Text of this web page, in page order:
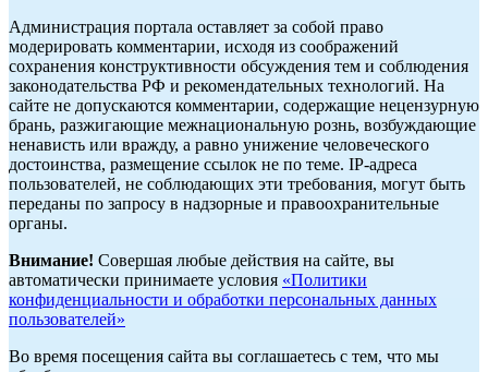
Администрация портала оставляет за собой право
модерировать комментарии, исходя из соображений
сохранения конструктивности обсуждения тем и соблюдения
законодательства РФ и рекомендательных технологий. На
сайте не допускаются комментарии, содержащие нецензурную
брань, разжигающие межнациональную рознь, возбуждающие
ненависть или вражду, а равно унижение человеческого
достоинства, размещение ссылок не по теме. IP-адреса
пользователей, не соблюдающих эти требования, могут быть
переданы по запросу в надзорные и правоохранительные
органы.
Внимание! Совершая любые действия на сайте, вы
автоматически принимаете условия «Политики
конфиденциальности и обработки персональных данных
пользователей»
Во время посещения сайта вы соглашаетесь с тем, что мы